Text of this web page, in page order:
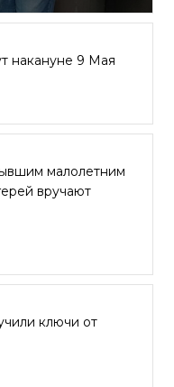
накануне 9 Мая
малолетним
вручают
ключи от